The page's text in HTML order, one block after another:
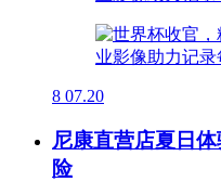
8 07.20
尼康直营店夏日
险